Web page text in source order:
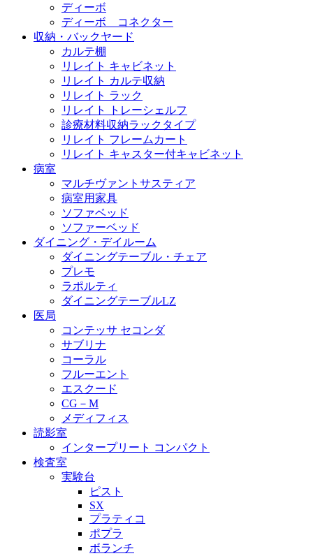
ディーボ
ディーボ コネクター
収納・バックヤード
カルテ棚
リレイト キャビネット
リレイト カルテ収納
リレイト ラック
リレイト トレーシェルフ
診療材料収納ラックタイプ
リレイト フレームカート
リレイト キャスター付キャビネット
病室
マルチヴァントサスティア
病室用家具
ソファベッド
ソファーベッド
ダイニング・デイルーム
ダイニングテーブル・チェア
プレモ
ラポルティ
ダイニングテーブルLZ
医局
コンテッサ セコンダ
サブリナ
コーラル
フルーエント
エスクード
CG－M
メディフィス
読影室
インタープリート コンパクト
検査室
実験台
ピスト
SX
プラティコ
ポプラ
ボランチ